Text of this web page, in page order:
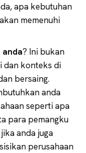
apa kebutuhan
memenuhi
anda? Ini bukan
dan konteks di
bersaing.
anda
seperti apa
para pemangku
anda juga
perusahaan